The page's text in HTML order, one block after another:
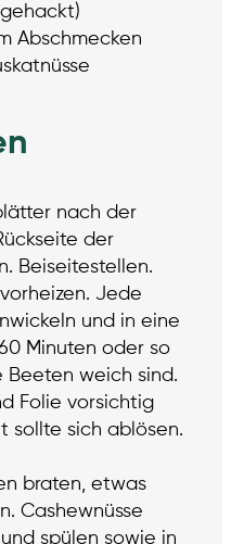
Abschmecken
nach der
der
Beiseitestellen.
Jede
und in eine
Minuten oder so
Beeten weich sind.
Folie vorsichtig
sollte sich ablösen.
braten, etwas
Cashewnüsse
spülen sowie in